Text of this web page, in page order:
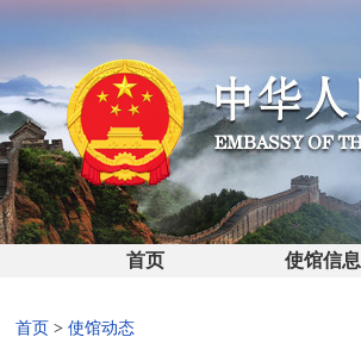
首页 使馆信息
首页 > 使馆动态